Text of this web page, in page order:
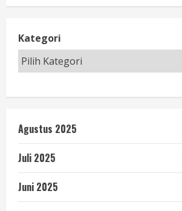
Kategori
Agustus 2025
Juli 2025
Juni 2025